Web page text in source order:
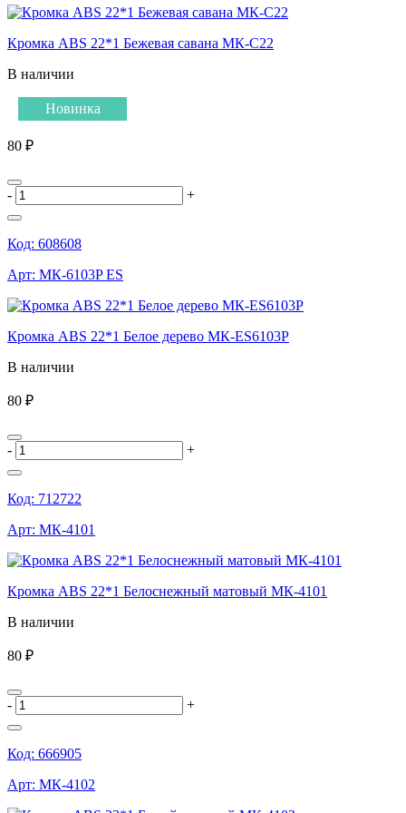
Кромка ABS 22*1 Бежевая савана МК-C22
В наличии
Новинка
80 ₽
- +
Код: 608608
Арт: МК-6103P ES
Кромка ABS 22*1 Белое дерево МК-ES6103P
В наличии
80 ₽
- +
Код: 712722
Арт: МК-4101
Кромка ABS 22*1 Белоснежный матовый МК-4101
В наличии
80 ₽
- +
Код: 666905
Арт: МК-4102